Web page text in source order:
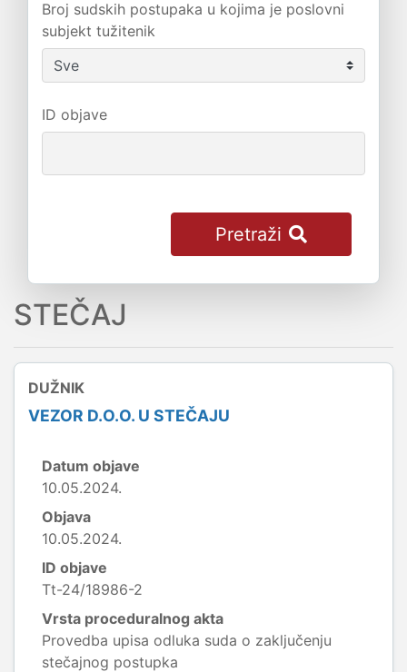
Broj sudskih postupaka u kojima je poslovni
subjekt tužitenik
ID objave
Pretraži
STEČAJ
DUŽNIK
VEZOR D.O.O. U STEČAJU
Datum objave
10.05.2024.
Objava
10.05.2024.
ID objave
Tt-24/18986-2
Vrsta proceduralnog akta
Provedba upisa odluka suda o zaključenju
stečajnog postupka